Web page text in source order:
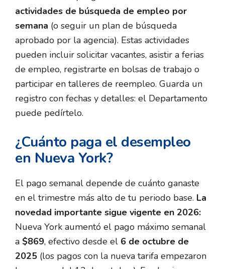
actividades de búsqueda de empleo por
semana (o seguir un plan de búsqueda
aprobado por la agencia). Estas actividades
pueden incluir solicitar vacantes, asistir a ferias
de empleo, registrarte en bolsas de trabajo o
participar en talleres de reempleo. Guarda un
registro con fechas y detalles: el Departamento
puede pedírtelo.
¿Cuánto paga el desempleo
en Nueva York?
El pago semanal depende de cuánto ganaste
en el trimestre más alto de tu periodo base. La
novedad importante sigue vigente en 2026:
Nueva York aumentó el pago máximo semanal
a $869, efectivo desde el 6 de octubre de
2025 (los pagos con la nueva tarifa empezaron